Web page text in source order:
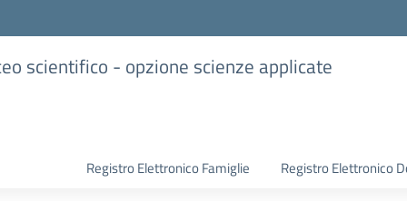
scientifico - opzione scienze applicate
Registro Elettronico Famiglie Registro Elettronico